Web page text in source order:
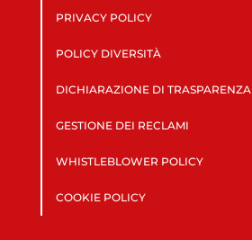
PRIVACY POLICY
POLICY DIVERSITÀ
DICHIARAZIONE DI TRASPARENZA
GESTIONE DEI RECLAMI
WHISTLEBLOWER POLICY
COOKIE POLICY